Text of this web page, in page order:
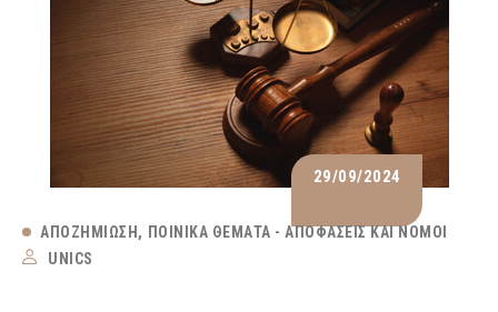
29/09/2024
ΑΠΟΖΗΜΊΩΣΗ
ΠΟΙΝΙΚΆ ΘΈΜΑΤΑ - ΑΠΟΦΆΣΕΙΣ ΚΑΙ ΝΌΜΟΙ
UNICS